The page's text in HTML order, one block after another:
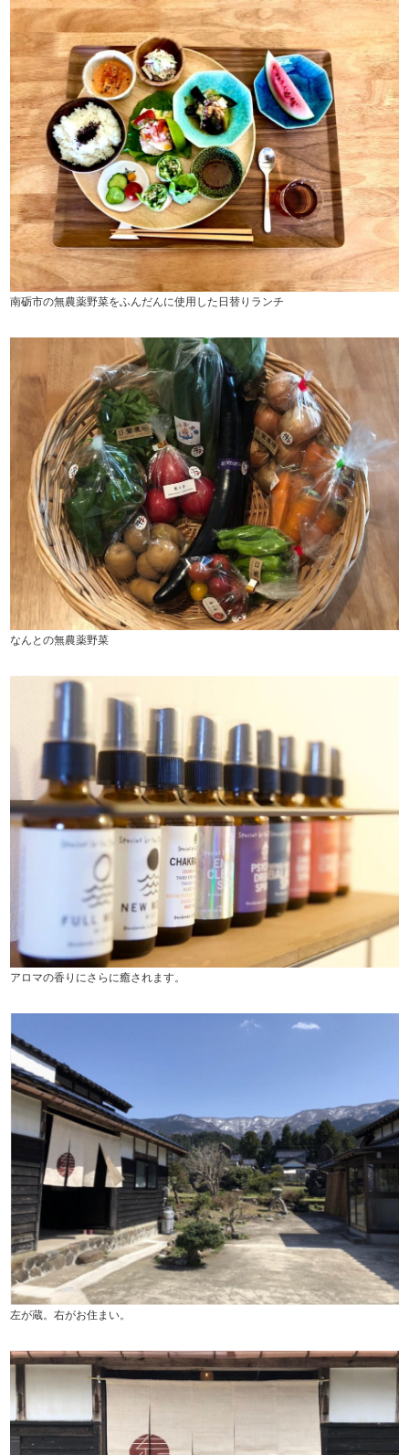
南砺市の無農薬野菜をふんだんに使用した日替りランチ
なんとの無農薬野菜
アロマの香りにさらに癒されます。
左が蔵。右がお住まい。